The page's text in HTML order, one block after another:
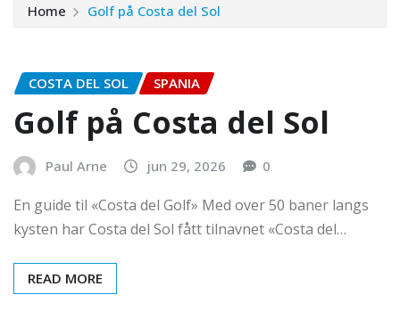
Home Golf på Costa del Sol
COSTA DEL SOL SPANIA
Golf på Costa del Sol
Paul Arne jun 29, 2026 0
En guide til «Costa del Golf» Med over 50 baner langs
kysten har Costa del Sol fått tilnavnet «Costa del…
READ MORE